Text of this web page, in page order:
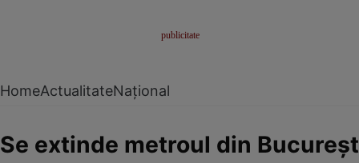
HomeActualitateNațional
Se extinde metroul din